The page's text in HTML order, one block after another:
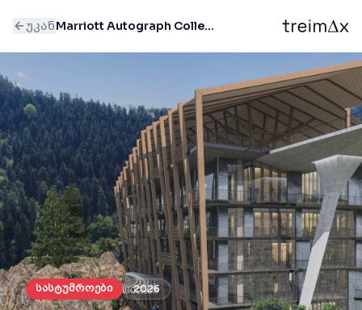
უკან Marriott Autograph Collection Abastumani
სასტუმროები 2026